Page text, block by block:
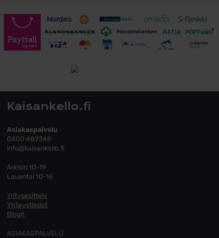
Toimitusehdot
Kaisankello.fi
Asiakaspalvelu
0400 489348
info@kaisankello.fi
Arkisin 10-19
Lauantai 10-16
Yritysesittely
Yhteystiedot
Blogit
ASIAKASPALVELU